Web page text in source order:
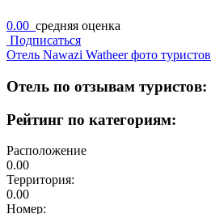
0.00 средняя оценка
Подписаться
Отель Nawazi Watheer фото туристов
Отель по отзывам туристов:
Рейтинг по категориям:
Расположение
0.00
Территория:
0.00
Номер: